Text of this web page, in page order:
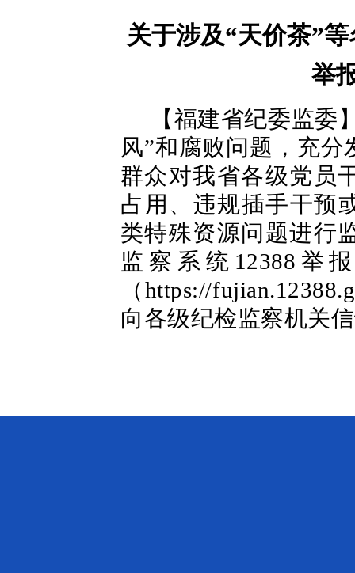
关于涉及“天价茶”
举
【福建省纪委监委
风”和腐败问题，充
群众对我省各级党员
占用、违规插手干预
类特殊资源问题进行
监察系统12388举
（https://
向各级纪检监察机关